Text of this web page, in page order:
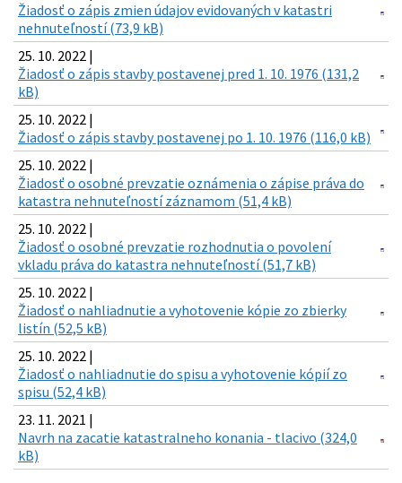
Žiadosť o zápis zmien údajov evidovaných v katastri
nehnuteľností (73,9 kB)
25. 10. 2022 |
Žiadosť o zápis stavby postavenej pred 1. 10. 1976 (131,2
kB)
25. 10. 2022 |
Žiadosť o zápis stavby postavenej po 1. 10. 1976 (116,0 kB)
25. 10. 2022 |
Žiadosť o osobné prevzatie oznámenia o zápise práva do
katastra nehnuteľností záznamom (51,4 kB)
25. 10. 2022 |
Žiadosť o osobné prevzatie rozhodnutia o povolení
vkladu práva do katastra nehnuteľností (51,7 kB)
25. 10. 2022 |
Žiadosť o nahliadnutie a vyhotovenie kópie zo zbierky
listín (52,5 kB)
25. 10. 2022 |
Žiadosť o nahliadnutie do spisu a vyhotovenie kópií zo
spisu (52,4 kB)
23. 11. 2021 |
Navrh na zacatie katastralneho konania - tlacivo (324,0
kB)